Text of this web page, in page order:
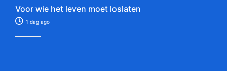
Voor wie het leven moet loslaten
1 dag ago